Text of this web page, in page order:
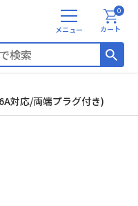
メ
ニ
カート
0
対応/両端プラグ付き)